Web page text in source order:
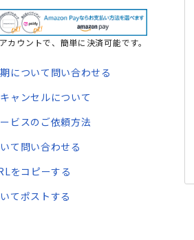
カウントで、簡単に決済可能です。
について問い合わせる
ャンセルについて
ビスのご依頼方法
て問い合わせる
をコピーする
てポストする